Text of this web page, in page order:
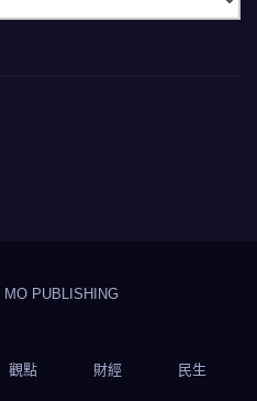
PUBLISHING
觀點 財經 民生